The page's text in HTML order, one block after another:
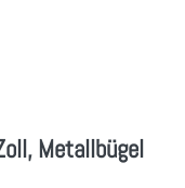
Metallbügel